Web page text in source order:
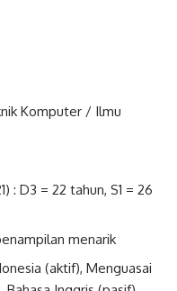
Komputer / Ilmu
: D3 = 22 tahun, S1 = 26
menarik
(aktif), Menguasai